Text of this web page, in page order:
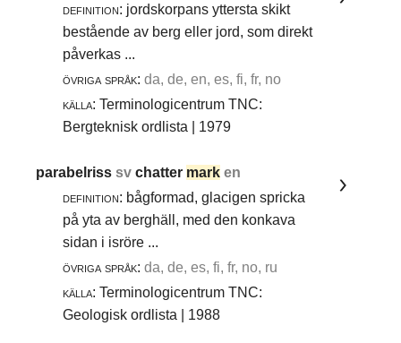
definition: jordskorpans yttersta skikt
bestående av berg eller jord, som direkt
påverkas ...
övriga språk: da, de, en, es, fi, fr, no
källa: Terminologicentrum TNC:
Bergteknisk ordlista | 1979
parabelrisssvchatter mark en
definition: bågformad, glacigen spricka
på yta av berghäll, med den konkava
sidan i isröre ...
övriga språk: da, de, es, fi, fr, no, ru
källa: Terminologicentrum TNC:
Geologisk ordlista | 1988